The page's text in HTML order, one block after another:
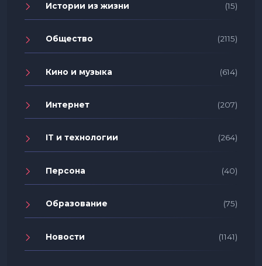
Истории из жизни (15)
Общество (2115)
Кино и музыка (614)
Интернет (207)
IT и технологии (264)
Персона (40)
Образование (75)
Новости (1141)